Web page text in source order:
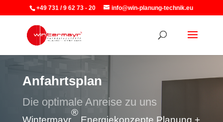
+49 731 / 9 62 73 - 20 info@win-planung-technik.eu
Anfahrtsplan
Die optimale Anreise zu uns
Wintermayr
®
Energiekonzepte Planung +